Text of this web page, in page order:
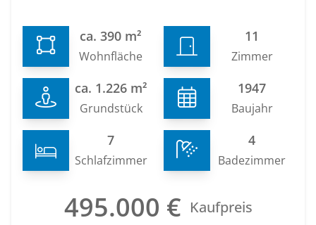
ca. 390 m²
Wohnfläche
11
Zimmer
ca. 1.226 m²
Grundstück
1947
Baujahr
7
Schlafzimmer
4
Badezimmer
495.000 € Kaufpreis